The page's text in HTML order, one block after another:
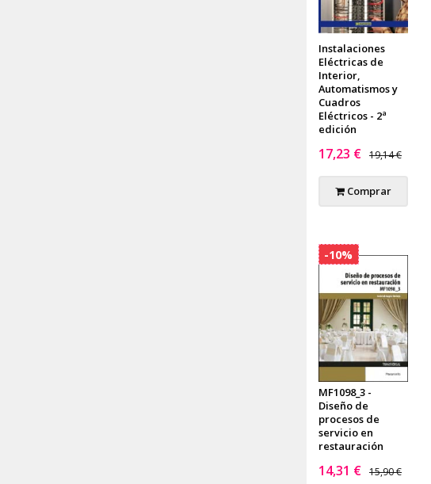
Instalaciones
Eléctricas de
Interior,
Automatismos y
Cuadros
Eléctricos - 2ª
edición
17,23 € 19,14 €
Comprar
MF1098_3 -
Diseño de
procesos de
servicio en
restauración
14,31 € 15,90 €
-10%